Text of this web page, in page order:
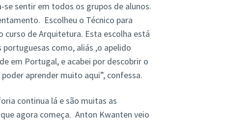
sentir em todos os grupos de alunos.
Escolheu o Técnico para
de Arquitetura. Esta escolha está
como, aliás ,o apelido
em Portugal, e acabei por descobrir o
aprender muito aqui”, confessa.
continua lá e são muitas as
agora começa. Anton Kwanten veio